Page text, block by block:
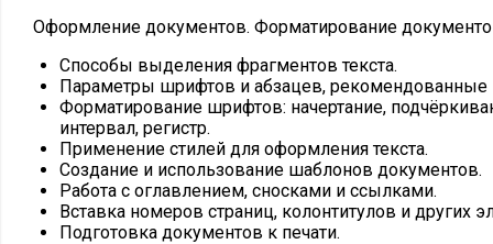
Оформление документов. Форматирование
Способы выделения фрагментов текста.
Параметры шрифтов и абзацев, рекомендованные
Форматирование шрифтов: начертание,
интервал, регистр.
Применение стилей для оформления текста.
Создание и использование шаблонов документов.
Работа с оглавлением, сносками и ссылками.
Вставка номеров страниц, колонтитулов и других
Подготовка документов к печати.